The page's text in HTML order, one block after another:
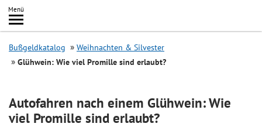
Inhalt
springen
Menü
Search
Bußgeldkatalog
Weihnachten & Silvester
Glühwein: Wie viel Promille sind erlaubt?
Autofahren nach einem Glühwein: Wie
viel Promille sind erlaubt?